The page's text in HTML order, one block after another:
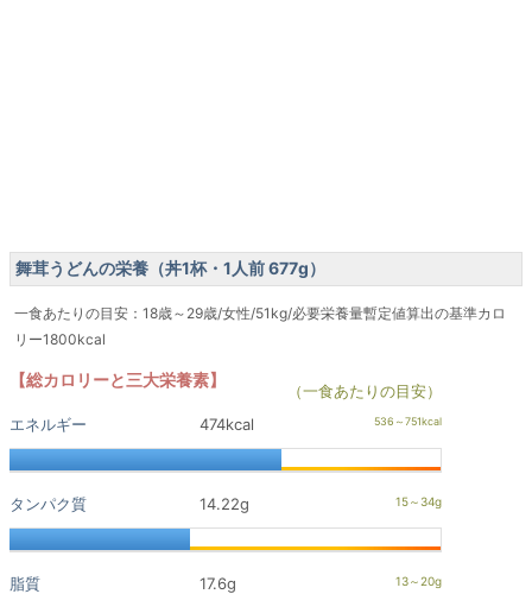
舞茸うどんの栄養（丼1杯・1人前 677g）
一食あたりの目安：18歳～29歳/女性/51kg/必要栄養量暫定値算出の基準カロ
リー1800kcal
【総カロリーと三大栄養素】
（一食あたりの目安）
エネルギー
474kcal
タンパク質 14.22g
脂質 17.6g